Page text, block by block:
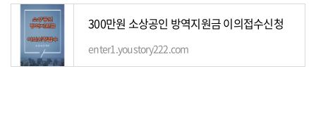
300만원 소상공인 방역지원금 이의접수신청
enter1.youstory222.com